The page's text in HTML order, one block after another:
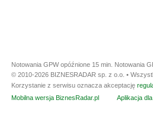
Notowania GPW opóźnione 15 min. Notowania
© 2010-2026 BIZNESRADAR sp. z o.o. •
Korzystanie z serwisu oznacza akceptację
Mobilna wersja BiznesRadar.pl
Aplikacja